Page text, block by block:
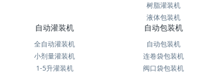
树脂灌装机
液体包装机
自动灌装机
全自动灌装机
小剂量灌装机
1-5升灌装机
自动包装机
自动包装机
连卷袋包装机
阀口袋包装机